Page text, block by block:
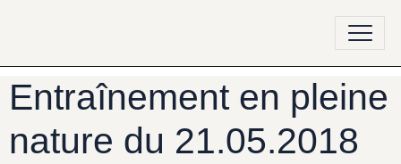
Entraînement en pleine
nature du 21.05.2018